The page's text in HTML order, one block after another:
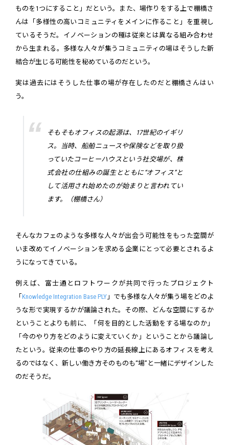
ものを1つにすること」だという。また、場作りをする上で棚橋さ
んは「多様性の高いコミュニティをメインに作ること」を重視し
ているそうだ。イノベーションの種は従来とは異なる組み合わせ
から生まれる。多様な人々が集うコミュニティの場はそうした新
結合が生じる可能性を秘めているのだという。
実は過去にはそうした仕事の場が存在したのだと棚橋さんはい
う。
そもそもオフィスの起源は、17世紀のイギリ
ス。当時、船舶ニュースや保険などを取り扱
っていたコーヒーハウスという社交場が、株
式会社の仕組みの誕生とともに“オフィス”と
して活用され始めたのが始まりと言われてい
ます。（棚橋さん）
そんなカフェのような多様な人々が出会う可能性をもった空間が
いま改めてイノベーションを求める企業にとって必要とされるよ
うになってきている。
例えば、富士通とロフトワークが共同で行ったプロジェクト
「Knowledge Integration Base PLY 」でも多様な人々が集う場をどのよ
うな形で実現するかが議論された。その際、どんな空間にするか
ということよりも前に、「何を目的とした活動をする場なのか」
「今のやり方をどのように変えていくか」ということから議論し
たという。従来の仕事のやり方の延長線上にあるオフィスを考え
るのではなく、新しい働き方そのものも“場”と一緒にデザインした
のだそうだ。